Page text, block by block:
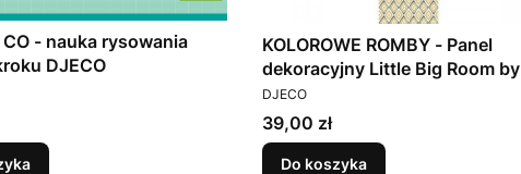
CO - nauka rysowania
DJECO
KOLOROWE ROMBY - Panel
dekoracyjny Little Big Room by
Djeco
PRODUCENT
DJECO
Cena
39,00 zł
Do koszyka